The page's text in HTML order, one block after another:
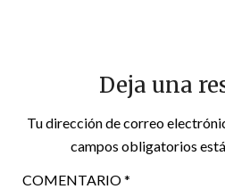
Deja una
Tu dirección de correo
campos obligatorios
COMENTARIO*